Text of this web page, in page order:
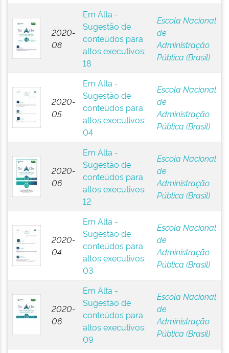
2020-
08
Em Alta -
Sugestão de
conteúdos para
altos executivos:
18
Escola Nacional
de
Administração
Pública (Brasil)
2020-
05
Em Alta -
Sugestão de
conteúdos para
altos executivos:
04
Escola Nacional
de
Administração
Pública (Brasil)
2020-
06
Em Alta -
Sugestão de
conteúdos para
altos executivos:
12
Escola Nacional
de
Administração
Pública (Brasil)
2020-
04
Em Alta -
Sugestão de
conteúdos para
altos executivos:
03
Escola Nacional
de
Administração
Pública (Brasil)
2020-
06
Em Alta -
Sugestão de
conteúdos para
altos executivos:
09
Escola Nacional
de
Administração
Pública (Brasil)